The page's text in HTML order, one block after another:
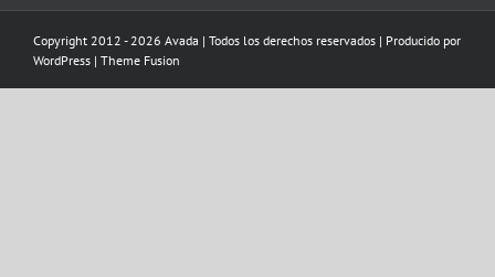
Copyright 2012 - 2026 Avada | Todos los derechos reservados | Producido por
WordPress | Theme Fusion